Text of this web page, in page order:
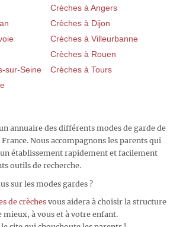
Crèches à Angers
Crèches à Dijon
Crèches à Villeurbanne
Crèches à Rouen
sur-Seine
Crèches à Tours
annuaire des différents modes de garde de
Nous accompagnons les parents qui
établissement rapidement et facilement
outils de recherche.
sur les modes gardes ?
de crèchesvous aidera à choisir la structure
mieux, à vous et à votre enfant.